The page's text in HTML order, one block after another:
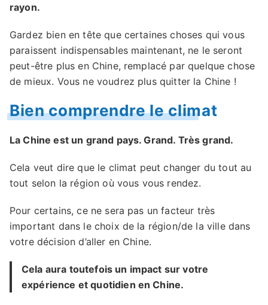
rayon.
Gardez bien en tête que certaines choses qui vous
paraissent indispensables maintenant, ne le seront
peut-être plus en Chine, remplacé par quelque chose
de mieux. Vous ne voudrez plus quitter la Chine !
Bien comprendre le climat
La Chine est un grand pays. Grand. Très grand.
Cela veut dire que le climat peut changer du tout au
tout selon la région où vous vous rendez.
Pour certains, ce ne sera pas un facteur très
important dans le choix de la région/de la ville dans
votre décision d’aller en Chine.
Cela aura toutefois un impact sur votre
expérience et quotidien en Chine.